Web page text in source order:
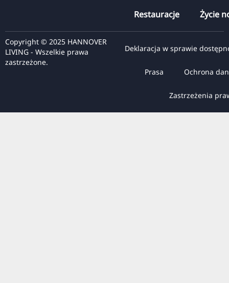
Restauracje Życie
Copyright © 2025 HANNOVER
LIVING - Wszelkie prawa
zastrzeżone.
Deklaracja w sprawie
Prasa Ochrona
Zastrzeżenia